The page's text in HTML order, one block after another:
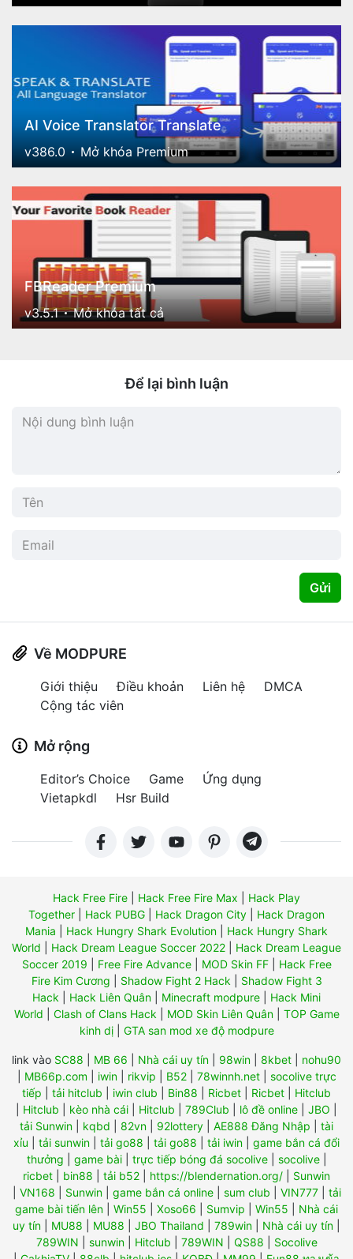
AI Voice Translator Translate
v386.0 Mở khóa Premium
FBReader Premium
v3.5.1 Mở khóa tất cả
Để lại bình luận
Gửi
Về MODPURE
Giới thiệu Điều khoản Liên hệ
DMCA
Cộng tác viên
Mở rộng
Editor’s Choice Game
Ứng dụng
Vietapkdl
Hsr Build
Hack Free Fire Hack Free Fire Max
Hack Play
Together
Hack PUBG Hack Dragon City
Hack Dragon
Mania
Hack Hungry Shark Evolution
Hack Hungry Shark
World
Hack Dream League Soccer 2022
Hack Dream League
Soccer 2019
Free Fire Advance| MOD Skin FF| Hack Free
Fire Kim Cương
Shadow Fight 2 Hack
Shadow Fight 3
Hack
Hack Liên Quân Minecraft modpure
Hack Mini
World
Clash of Clans Hack MOD Skin Liên Quân| TOP Game
kinh dị| GTA san mod xe độ modpure
link vào SC88 MB 66 Nhà cái uy tín 98win 8kbet
nohu90
MB66p.com iwin| rikvip B52| 78winnh.net| socolive trực
tiếp
tải hitclub iwin club Bin88 Ricbet Ricbet
Hitclub
Hitclub kèo nhà cái Hitclub 789Club lô đề online JBO
tải Sunwin
kqbd 82vn 92lottery AE888 Đăng Nhập
tài
xỉu
tải sunwin tải go88 tải go88 tải iwin
game bắn cá đổi
thưởng
game bài| trực tiếp bóng đá socolive| socolive|
ricbet
bin88 tải b52 https://blendernation.org/
Sunwin
VN168 Sunwin| game bắn cá online| sum club VIN777| tải
game bài tiến lên
Win55 Xoso66 Sumvip Win55
Nhà cái
uy tín
MU88 MU88 JBO Thailand 789win Nhà cái uy tín
789WIN
sunwin| Hitclub 789WIN QS88
Socolive